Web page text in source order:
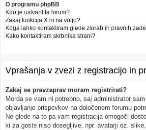
O programu phpBB
Kdo je ustvaril ta forum?
Zakaj funkcija X ni na voljo?
Koga lahko kontaktiram glede zlorab in pravnih
Kako kontaktiram skrbnika strani?
Vprašanja v zvezi z registracijo in
Zakaj se pravzaprav moram registrirati?
Morda se vam ni potrebno, saj administrator
objavljanje prispevkov na določenem forumu
Ne glede na to pa vam registracija omogoči
ki za goste niso dosegljive, npr. avatarji oz.